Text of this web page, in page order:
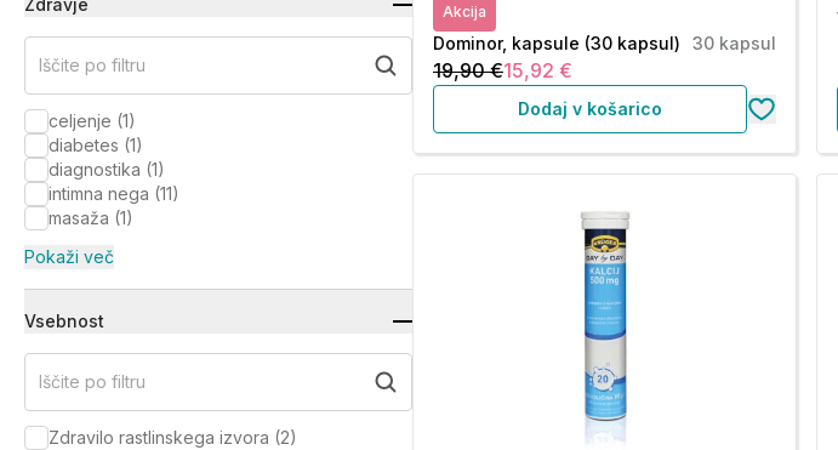
Zdravje
Iščite po filtru
celjenje (1)
diabetes (1)
diagnostika (1)
intimna nega (11)
masaža (1)
Pokaži več
Vsebnost
Iščite po filtru
Zdravilo rastlinskega izvora (2)
Akcija
Dominor, kapsule (30 kapsul) 30 kapsul
19,90 €15,92 €
Dodaj v košarico